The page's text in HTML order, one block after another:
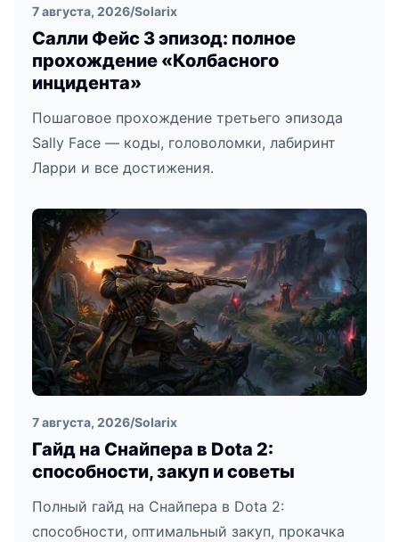
7 августа, 2026/Solarix
Салли Фейс 3 эпизод: полное
прохождение «Колбасного
инцидента»
Пошаговое прохождение третьего эпизода
Sally Face — коды, головоломки, лабиринт
Ларри и все достижения.
7 августа, 2026/Solarix
Гайд на Снайпера в Dota 2:
способности, закуп и советы
Полный гайд на Снайпера в Dota 2:
способности, оптимальный закуп, прокачка